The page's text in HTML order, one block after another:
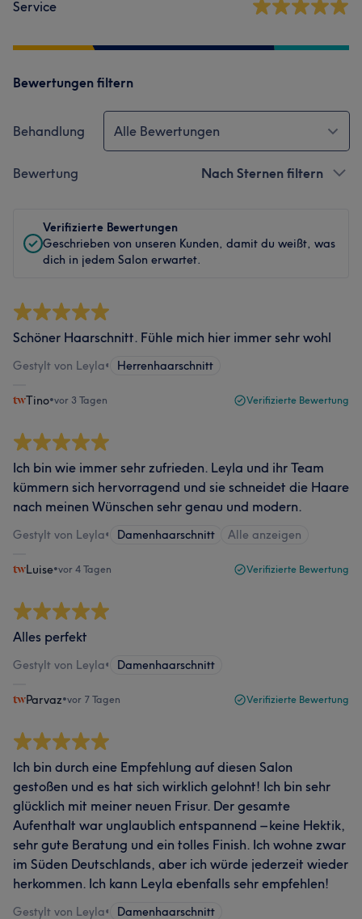
Service
Bewertungen filtern
Behandlung Alle Bewertungen
Bewertung Nach Sternen filtern
Verifizierte Bewertungen
Geschrieben von unseren Kunden, damit du weißt, was
dich in jedem Salon erwartet.
Schöner Haarschnitt. Fühle mich hier immer sehr wohl
Gestylt von Leyla• Herrenhaarschnitt
Tino•vor 3 Tagen Verifizierte Bewertung
Ich bin wie immer sehr zufrieden. Leyla und ihr Team
kümmern sich hervorragend und sie schneidet die Haare
nach meinen Wünschen sehr genau und modern.
Gestylt von Leyla• Damenhaarschnitt Alle anzeigen
Luise•vor 4 Tagen Verifizierte Bewertung
Alles perfekt
Gestylt von Leyla• Damenhaarschnitt
Parvaz•vor 7 Tagen Verifizierte Bewertung
Ich bin durch eine Empfehlung auf diesen Salon
gestoßen und es hat sich wirklich gelohnt! Ich bin sehr
glücklich mit meiner neuen Frisur. Der gesamte
Aufenthalt war unglaublich entspannend – keine Hektik,
sehr gute Beratung und ein tolles Finish. Ich wohne zwar
im Süden Deutschlands, aber ich würde jederzeit wieder
herkommen. Ich kann Leyla ebenfalls sehr empfehlen!
Gestylt von Leyla• Damenhaarschnitt